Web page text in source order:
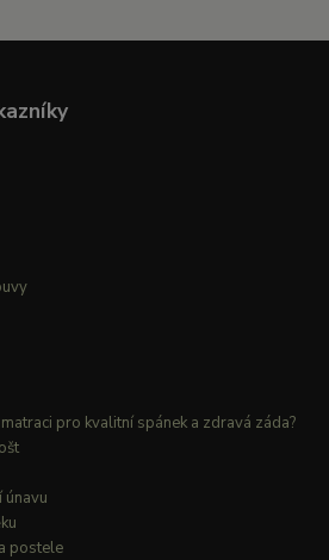
pro kvalitní spánek a zdravá záda?
únavu
postele